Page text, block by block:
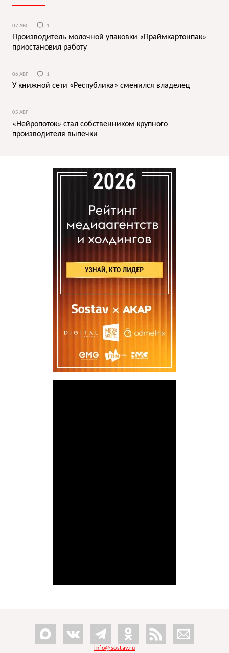
07 АВГ 1
Производитель молочной упаковки «Праймкартонпак»
приостановил работу
06 АВГ 1
У книжной сети «Республика» сменился владелец
05 АВГ
«Нейропоток» стал собственником крупного
производителя выпечки
info@sostav.ru